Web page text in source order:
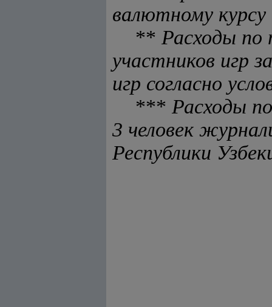
валютному курсу
** Расходы
участников игр
игр согласно
*** Расходы
3 человек
Республики